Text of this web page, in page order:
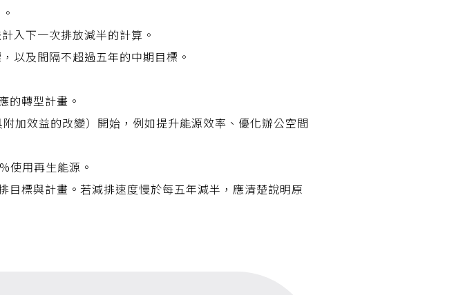
入下一次排放減半的計算。
以及間隔不超過五年的中期目標。
的轉型計畫。
效益的改變）開始，例如提升能源效率、優化辦公空間
使用再生能源。
標與計畫。若減排速度慢於每五年減半，應清楚說明原